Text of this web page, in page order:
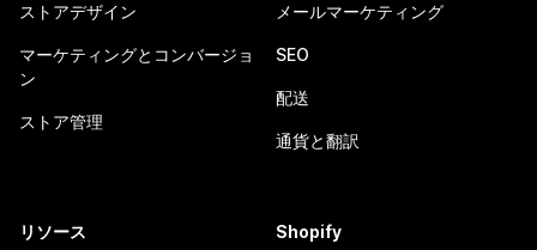
ストアデザイン
マーケティングとコンバージョ
ン
ストア管理
メールマーケティング
SEO
配送
通貨と翻訳
リソース Shopify